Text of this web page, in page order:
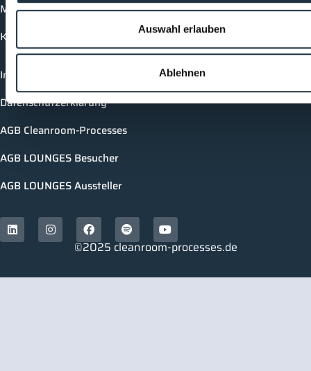
Auswahl erlauben
Ablehnen
Medienformate
Kontakt
Impressum
Datenschutzerklärung
AGB Cleanroom-Processes
AGB LOUNGES Besucher
AGB LOUNGES Aussteller
©2025 cleanroom-processes.de